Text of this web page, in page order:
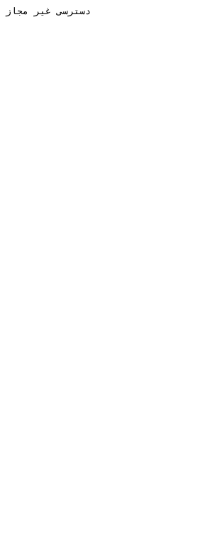
دسترسی غیر مجاز